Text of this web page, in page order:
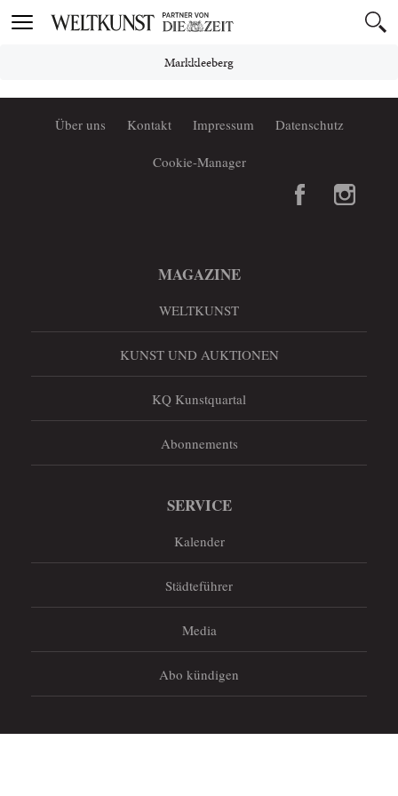
Toggle
Markkleeberg
Über uns Kontakt Impressum Datenschutz
Cookie-Manager
MAGAZINE
WELTKUNST
KUNST UND AUKTIONEN
KQ Kunstquartal
Abonnements
SERVICE
Kalender
Städteführer
Media
Abo kündigen